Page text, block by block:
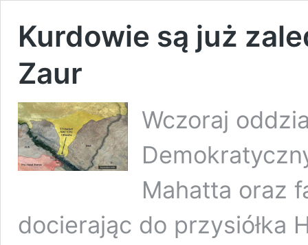
Kurdowie są już
Zaur
Wczoraj
Mahatta oraz
docierając do przysiółka